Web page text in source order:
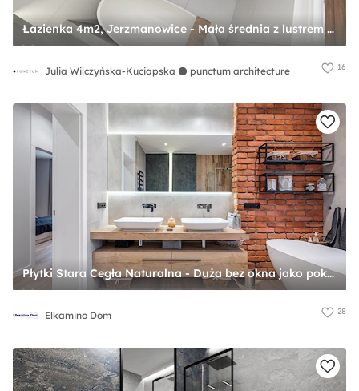
Łazienka 4m2, Jerzmanowice - Mała średnia z lustrem łazienka z oknem, styl minimalistyczny - zdjęcie od Julia Wilczyńska-Kuciapska ⚫️ punctum architecture
Julia Wilczyńska-Kuciapska ⚫️ punctum architecture 16
Płytki Stara Cegła Naturalna - Duża bez okna jako pokój kąpielowy z lustrem z dwoma umywalkami z punktowym oświetleniem łazienka, styl industrialny - zdjęcie od Elkamino Dom
Elkamino Dom 28